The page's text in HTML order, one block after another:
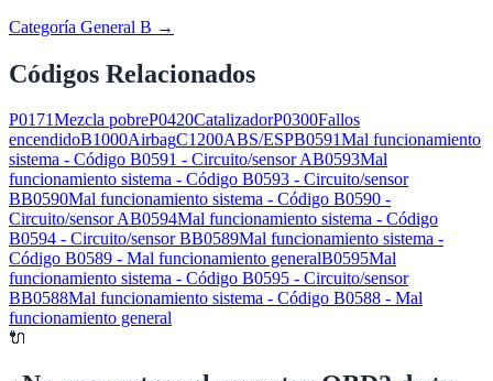
Categoría General B →
Códigos Relacionados
P0171Mezcla pobreP0420CatalizadorP0300Fallos
encendidoB1000AirbagC1200ABS/ESPB0591Mal funcionamiento
sistema - Código B0591 - Circuito/sensor AB0593Mal
funcionamiento sistema - Código B0593 - Circuito/sensor
BB0590Mal funcionamiento sistema - Código B0590 -
Circuito/sensor AB0594Mal funcionamiento sistema - Código
B0594 - Circuito/sensor BB0589Mal funcionamiento sistema -
Código B0589 - Mal funcionamiento generalB0595Mal
funcionamiento sistema - Código B0595 - Circuito/sensor
BB0588Mal funcionamiento sistema - Código B0588 - Mal
funcionamiento general
🔌